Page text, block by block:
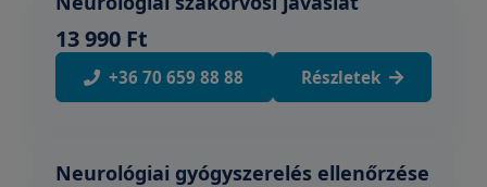
13 990 Ft
+36 70 659 88 88 Részletek
Neurológiai gyógyszerelés ellenőrzése